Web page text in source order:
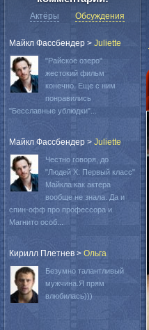
Актёры Обсуждения
Майкл Фассбендер > Juliette
"Райское озеро"
жестокий фильм
конечно. Еще с ним
понравились
"Бесславные ублюдки"...
Майкл Фассбендер > Juliette
Честно говоря, до
"Людей Х: Первый класс"
Майкла как актера
вообще не знала. Да и
спин-офф про профессора и
Магнито особ...
Кирилл Плетнев > Oльга
Безумно талантливый
мужчина.Я прям
влюбилась)))